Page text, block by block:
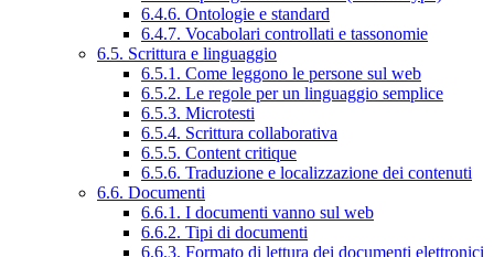
6.4.6. Ontologie e standard
6.4.7. Vocabolari controllati e tassonomie
6.5. Scrittura e linguaggio
6.5.1. Come leggono le persone sul web
6.5.2. Le regole per un linguaggio semplice
6.5.3. Microtesti
6.5.4. Scrittura collaborativa
6.5.5. Content critique
6.5.6. Traduzione e localizzazione dei contenuti
6.6. Documenti
6.6.1. I documenti vanno sul web
6.6.2. Tipi di documenti
6.6.3. Formato di lettura dei documenti elettronici